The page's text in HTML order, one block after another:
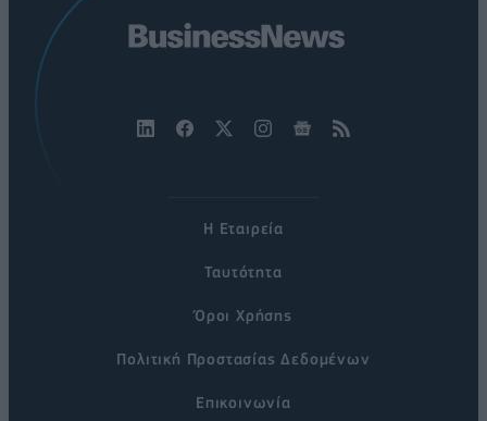
Η Εταιρεία
Ταυτότητα
Όροι Χρήσης
Πολιτική Προστασίας Δεδομένων
Επικοινωνία